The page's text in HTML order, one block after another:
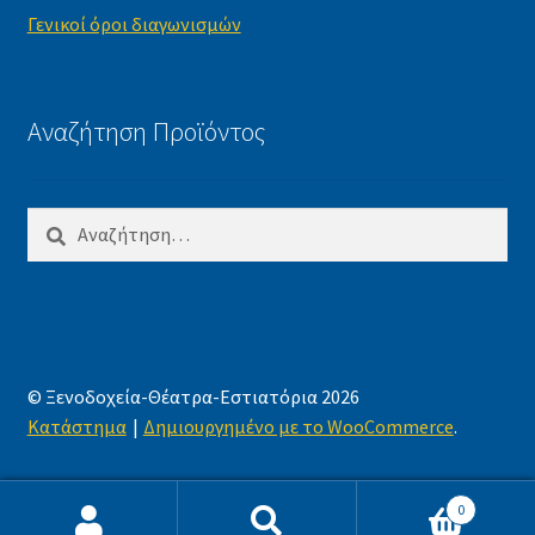
Γενικοί όροι διαγωνισμών
Αναζήτηση Προϊόντος
Αναζήτηση
© Ξενοδοχεία-Θέατρα-Εστιατόρια 2026
Κατάστημα
Δημιουργημένο με το WooCommerce.
0